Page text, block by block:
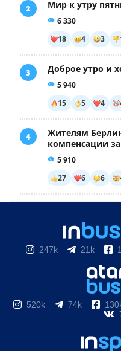
247k 21k
520k 74k